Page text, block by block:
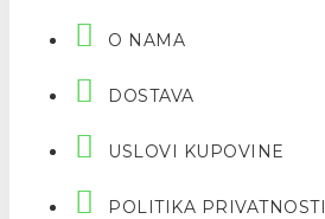
O NAMA
DOSTAVA
USLOVI KUPOVINE
POLITIKA PRIVATNOSTI